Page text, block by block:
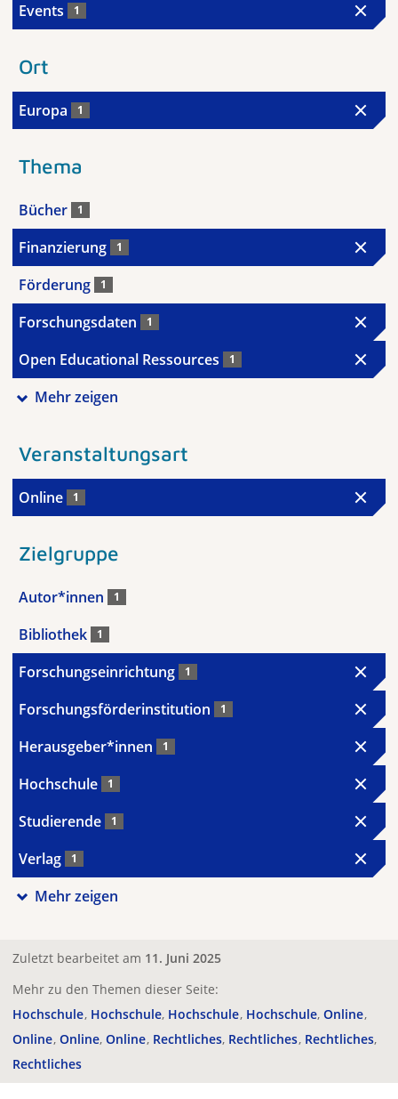
Events 1
Ort
Europa 1
Thema
Bücher 1
Finanzierung 1
Förderung 1
Forschungsdaten 1
Open Educational Ressources 1
Mehr zeigen
Veranstaltungsart
Online 1
Zielgruppe
Autor*innen 1
Bibliothek 1
Forschungseinrichtung 1
Forschungsförderinstitution 1
Herausgeber*innen 1
Hochschule 1
Studierende 1
Verlag 1
Mehr zeigen
Zuletzt bearbeitet am 11. Juni 2025
Mehr zu den Themen dieser Seite:
Hochschule Hochschule Hochschule Hochschule Online
Online Online Online Rechtliches Rechtliches Rechtliches
Rechtliches